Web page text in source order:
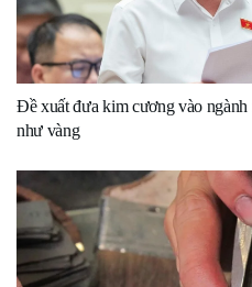
Đề xuất đưa kim cương vào
như vàng